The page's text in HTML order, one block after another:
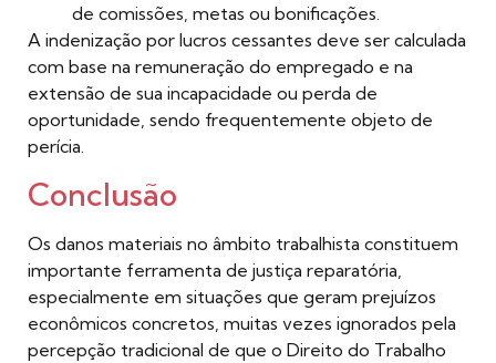
de comissões, metas ou bonificações.
A indenização por lucros cessantes deve ser calculada
com base na remuneração do empregado e na
extensão de sua incapacidade ou perda de
oportunidade, sendo frequentemente objeto de
perícia.
Conclusão
Os danos materiais no âmbito trabalhista constituem
importante ferramenta de justiça reparatória,
especialmente em situações que geram prejuízos
econômicos concretos, muitas vezes ignorados pela
percepção tradicional de que o Direito do Trabalho